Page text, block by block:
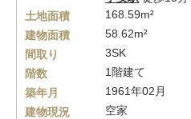
土地面積
168.59m²
建物面積
58.62m²
間取り
3SK
階数
1階建て
築年月
1961年02月
建物現況
空家